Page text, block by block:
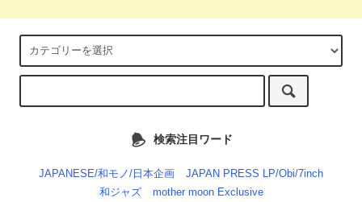
検索注目ワード
JAPANESE/和モノ/日本企画
JAPAN PRESS LP/Obi/7inch
和ジャズ
mother moon Exclusive